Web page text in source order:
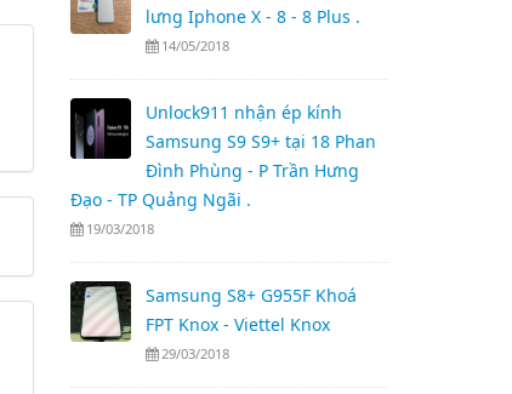
lưng Iphone X - 8 - 8 Plus .
14/05/2018
Unlock911 nhận ép kính
Samsung S9 S9+ tại 18 Phan
Đình Phùng - P Trần Hưng
Đạo - TP Quảng Ngãi .
19/03/2018
Samsung S8+ G955F Khoá
FPT Knox - Viettel Knox
29/03/2018